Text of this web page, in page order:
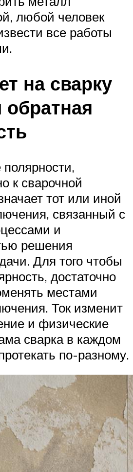
любой человек
все работы
на сварку
к сварочной
тот или иной
связанный с
и
решения
Для того чтобы
достаточно
местами
Ток изменит
и физические
сварка в каждом
по-разному.